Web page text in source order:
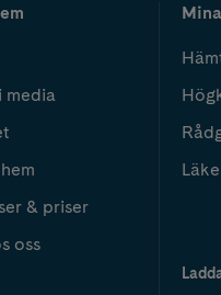
media
& priser
oss